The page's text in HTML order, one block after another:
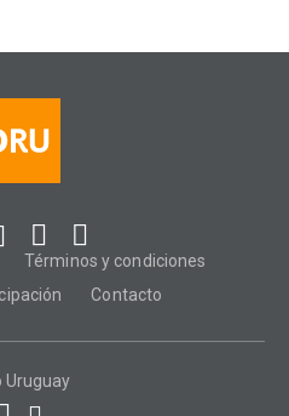
Términos y condiciones
Contacto
Uruguay